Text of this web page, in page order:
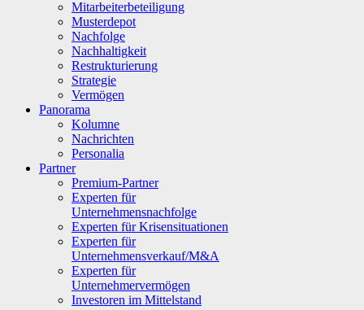
Mitarbeiterbeteiligung
Musterdepot
Nachfolge
Nachhaltigkeit
Restrukturierung
Strategie
Vermögen
Panorama
Kolumne
Nachrichten
Personalia
Partner
Premium-Partner
Experten für
Unternehmensnachfolge
Experten für Krisensituationen
Experten für
Unternehmensverkauf/M&A
Experten für
Unternehmervermögen
Investoren im Mittelstand